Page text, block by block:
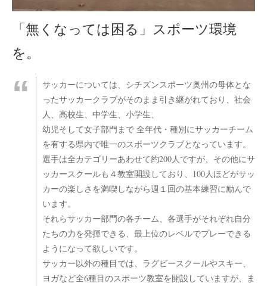
「無くなっては困る」スポーツ環境
を。
サッカーについては、シチズンスポーツ奥州の母体とな
ったサッカークラブがそのまま引き継がれており、社会
人、高校生、中学生、小学生、
幼児そして女子部門まで 全年代・種別にサッカーチーム
を有する県内で唯一のスポーツクラブとなっています。
選手は全カテゴリーあわせて約200人ですが、その他にサ
ッカースクールも４教室開設しており、100人ほどがサッ
カーの楽しさを満喫しながら週１回の基本練習に励んで
います。
それらサッカー部門の各チーム、各選手がそれぞれ自分
たちの力を発揮できる、最上位のレベルでプレーできる
ようになって欲しいです。
サッカー以外の種目では、ラグビースクールやスキー、
ヨガなど全6種目のスポーツ教室を開設していますが、ま